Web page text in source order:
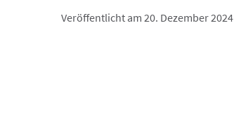
Veröffentlicht am 20. Dezember 2024